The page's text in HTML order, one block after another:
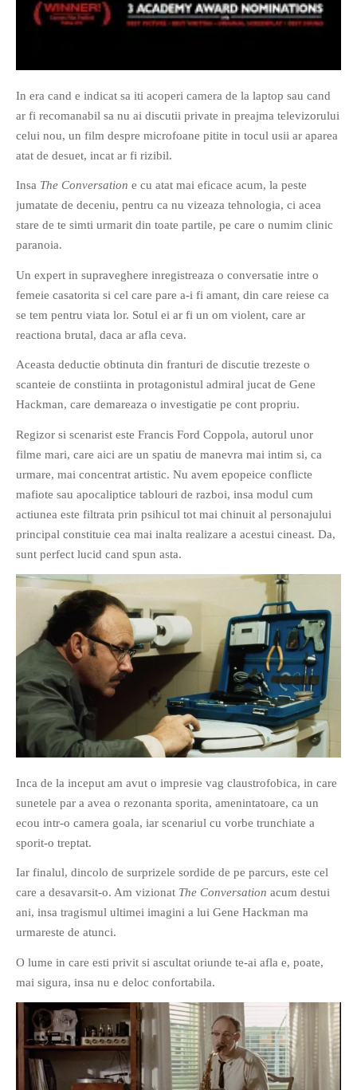
If you like movies, words and
mind games, then this is the
challenge of creating your
own acrostics and describing
famous movies by using the
very letters of their titles!
RASFOIESTE
Clasicul „Despre mine…”
Descarca povestirea Floare
Download 101 Movie
PRIETENI APROPIATI
Victor Sosea – Designer
PRIETENI DIN AFARA BRESLEI
GloryBox.ro
Vreau-schimbare.ro
PRIETENI DIN BREASLA
Filme-Carti.ro
In era cand e indicat sa iti acoperi camera de la laptop sau cand
ar fi recomanabil sa nu ai discutii private in preajma televizorului
celui nou, un film despre microfoane pitite in tocul usii ar aparea
atat de desuet, incat ar fi rizibil.
Insa The Conversation e cu atat mai eficace acum, la peste
jumatate de deceniu, pentru ca nu vizeaza tehnologia, ci acea
stare de te simti urmarit din toate partile, pe care o numim clinic
paranoia.
Un expert in supraveghere inregistreaza o conversatie intre o
femeie casatorita si cel care pare a-i fi amant, din care reiese ca
se tem pentru viata lor. Sotul ei ar fi un om violent, care ar
reactiona brutal, daca ar afla ceva.
Aceasta deductie obtinuta din franturi de discutie trezeste o
scanteie de constiinta in protagonistul admiral jucat de Gene
Hackman, care demareaza o investigatie pe cont propriu.
Regizor si scenarist este Francis Ford Coppola, autorul unor
filme mari, care aici are un spatiu de manevra mai intim si, ca
urmare, mai concentrat artistic. Nu avem epopeice conflicte
mafiote sau apocaliptice tablouri de razboi, insa modul cum
actiunea este filtrata prin psihicul tot mai chinuit al personajului
principal constituie cea mai inalta realizare a acestui cineast. Da,
sunt perfect lucid cand spun asta.
Inca de la inceput am avut o impresie vag claustrofobica, in care
sunetele par a avea o rezonanta sporita, amenintatoare, ca un
ecou intr-o camera goala, iar scenariul cu vorbe trunchiate a
sporit-o treptat.
Iar finalul, dincolo de surprizele sordide de pe parcurs, este cel
care a desavarsit-o. Am vizionat The Conversation acum destui
ani, insa tragismul ultimei imagini a lui Gene Hackman ma
urmareste de atunci.
O lume in care esti privit si ascultat oriunde te-ai afla e, poate,
mai sigura, insa nu e deloc confortabila.